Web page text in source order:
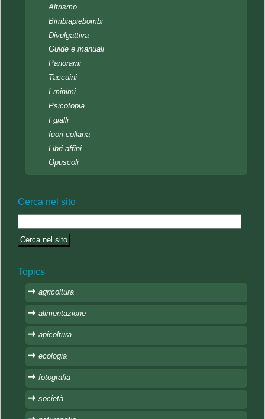
Altrismo
Bimbiapiebombi
Divulgattiva
Guide e manuali
Panorami
Taccuini
I minimi
Psicotopia
I gialli
fuori collana
Libri affini
Opuscoli
Cerca nel sito
Topics
agricoltura
alimentazione
apicoltura
ecologia
fotografia
società